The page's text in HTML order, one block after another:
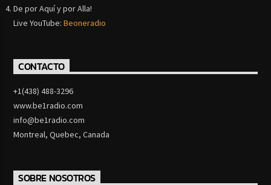
De por Aquí y por Alla!
Live YouTube:Beoneradio
CONTACTO
+1(438) 488-3296
www.be1radio.com
info@be1radio.com
Montreal, Quebec, Canada
SOBRE NOSOTROS